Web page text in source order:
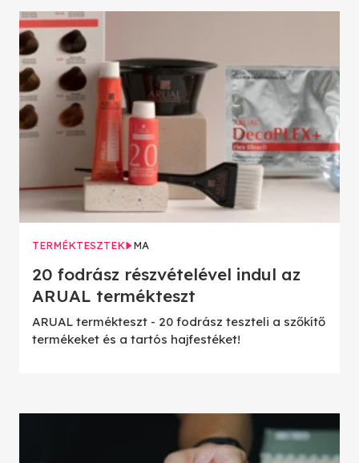
TERMÉKTESZTEK MA
20 fodrász részvételével indul az
ARUAL termékteszt
ARUAL termékteszt - 20 fodrász teszteli a szőkítő
termékeket és a tartós hajfestéket!